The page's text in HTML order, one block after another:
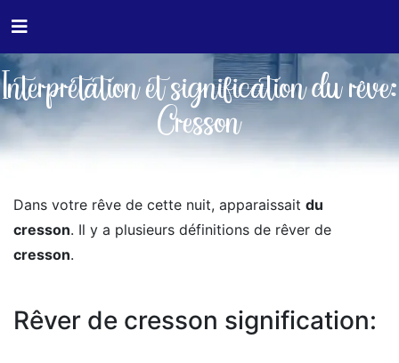
Interprétation et signification du rêve:
Cresson
Dans votre rêve de cette nuit, apparaissait du
cresson. Il y a plusieurs définitions de rêver de
cresson.
Rêver de cresson signification: